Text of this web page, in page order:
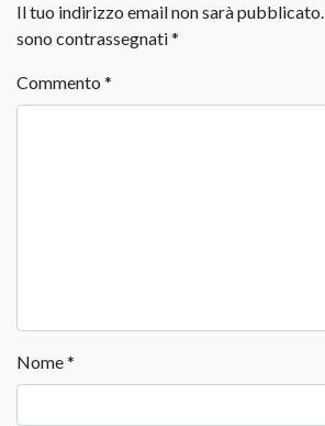
Il tuo indirizzo email non sarà pubblicato.
sono contrassegnati*
Commento *
Nome*